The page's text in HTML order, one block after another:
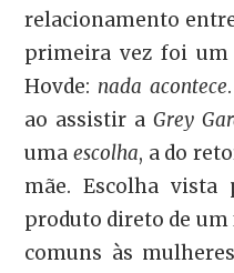
relacionamento
primeira vez foi um
Hovde: nada acontece
ao assistir aGrey
uma escolha, a do
mãe. Escolha
produto direto de um
comuns às